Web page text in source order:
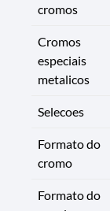
cromos
Cromos
especiais
metalicos
Selecoes
Formato do
cromo
Formato do